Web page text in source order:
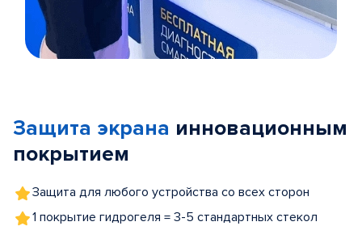
5
Защита экрана инновационным
покрытием
Защита для любого устройства со всех сторон
1 покрытие гидрогеля = 3-5 стандартных стекол